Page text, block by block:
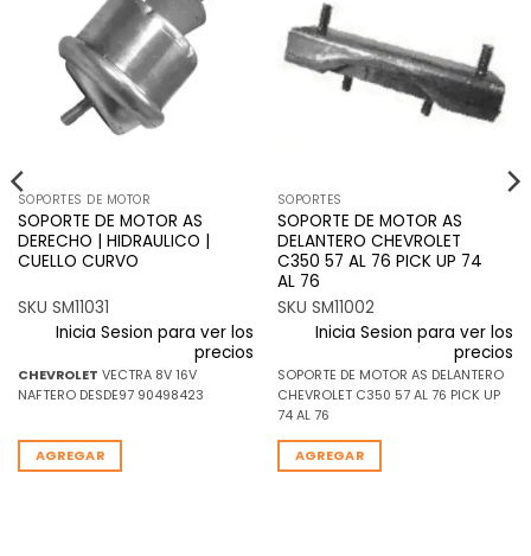
Añadir
a la
lista de
deseos
SOPORTES DE MOTOR
SOPORTE DE MOTOR AS
DERECHO | HIDRAULICO |
CUELLO CURVO
SKU SM11031
Inicia Sesion para ver los
precios
CHEVROLET VECTRA 8V 16V
NAFTERO DESDE97 90498423
AGREGAR
deseos
SOPORTES
SOPORTE DE MOTOR AS
DELANTERO CHEVROLET
C350 57 AL 76 PICK UP 74
AL 76
SKU SM11002
Inicia Sesion para ver los
precios
SOPORTE DE MOTOR AS DELANTERO
CHEVROLET C350 57 AL 76 PICK UP
74 AL 76
AGREGAR